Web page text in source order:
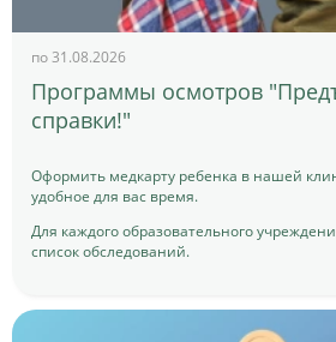
по 31.08.2026
Программы осмотров
справки!"
Оформить медкарту ребенка в нашей
удобное для вас время.
Для каждого образовательного
список обследований.